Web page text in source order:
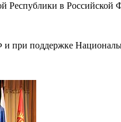
в Российской
при поддержке